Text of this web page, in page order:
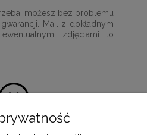
możesz bez problemu
Mail z dokładnym
zdjęciami to